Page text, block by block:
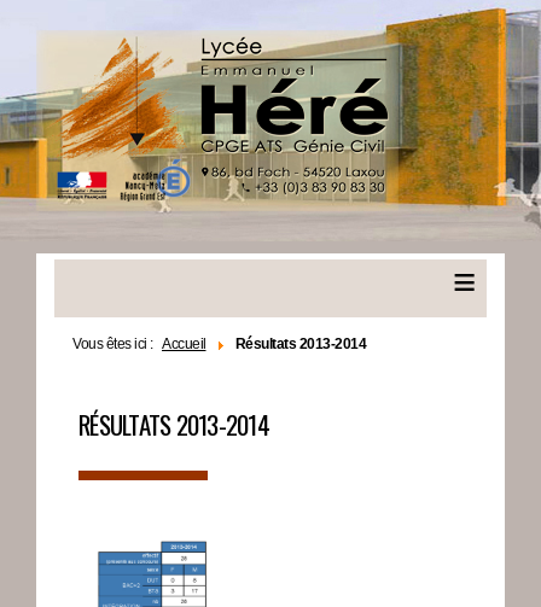
≡
Vous êtes ici : Accueil Résultats 2013-2014
RÉSULTATS 2013-2014
▬▬▬▬